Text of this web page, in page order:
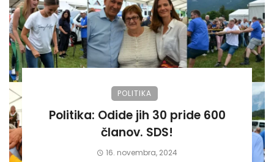
POLITIKA
Politika: Odide jih 30 pride 600
članov. SDS!
16. novembra, 2024